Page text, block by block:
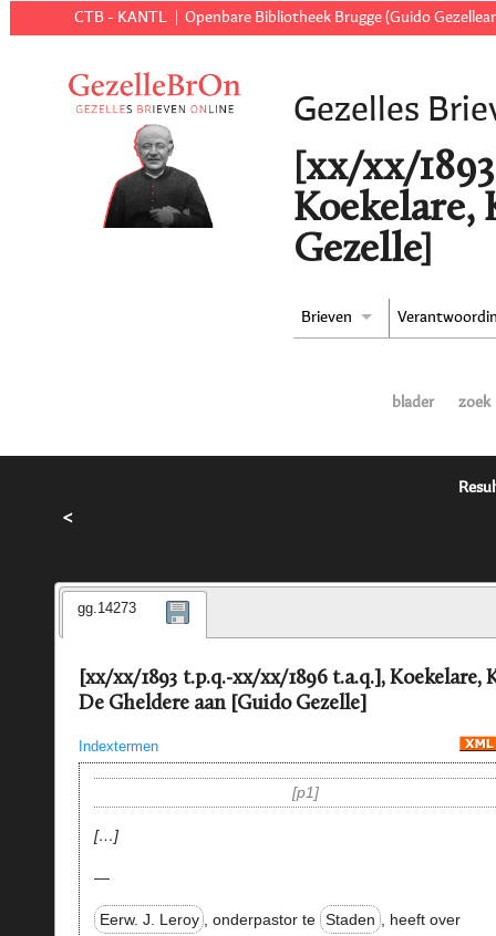
CTB - KANTL Openbare Bibliotheek Brugge (Guido
Gezelles
[xx/xx/
Koekelare,
Gezelle]
Brieven
blader zoek
<
gg.14273
[xx/xx/1893 t.p.q.-xx/xx/1896 t.a.q.], Koekelare,
De Gheldere aan [Guido Gezelle]
Indextermen
p1
…
—
Eerw. J. Leroy , onderpastor te Staden
, heeft over